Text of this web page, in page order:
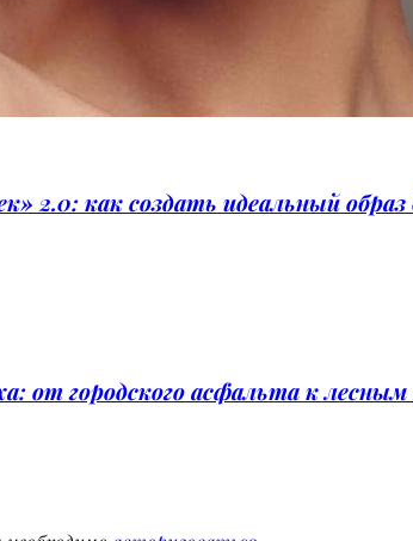
2.0: как создать идеальный
от городского асфальта к